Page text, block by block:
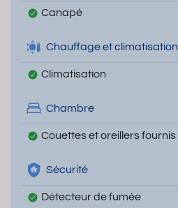
Canapé
Chauffage et climatisation
Climatisation
Chambre
Couettes et oreillers fournis
Sécurité
Détecteur de fumée